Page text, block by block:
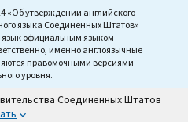
«Об утверждении английского
языка Соединенных Штатов»
официальным языком
именно англоязычные
правомочными версиями
уровня.
Соединенных Штатов